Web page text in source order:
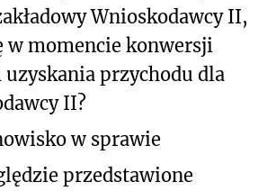
Wnioskodawcy II,
w momencie konwersji
uzyskania przychodu dla
II?
w sprawie
przedstawione